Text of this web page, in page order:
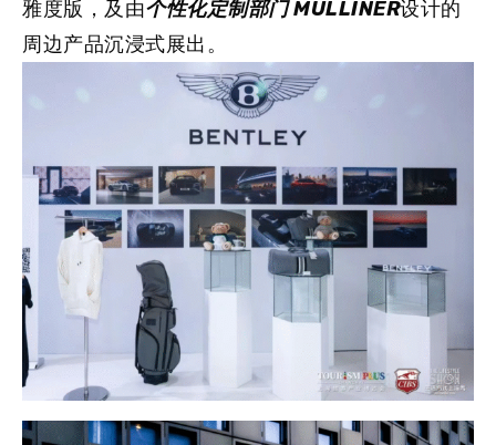
雅度版，及由个性化定制部门 MULLINER设计的
周边产品沉浸式展出。